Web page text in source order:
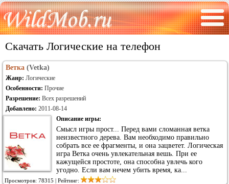
Скачать Логические на телефон
Ветка (Vetka)
Жанр: Логические
Особенности: Прочие
Разрешение: Всех разрешений
Добавлено: 2011-08-14
Описание игры:
Смысл игры прост... Перед вами сломанная ветка
неизвестного дерева. Вам необходимо правильно
собрать все ее фрагменты, и она зацветет. Логическая
игра Ветка очень увлекательная вешь. При ее
кажущейся простоте, она способна увлечь кого
угодно. Если вам нечем убить время, ка...
Просмотров: 78315 | Рейтинг: